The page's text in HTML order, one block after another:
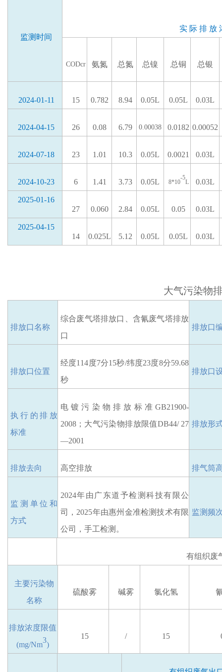
监测时间
实 际 排 放
CODcr 氨氮 总氮 总镍 总铜 总银
2024-01-11 15 0.782 8.94 0.05L 0.05L 0.03L
2024-04-15 26 0.08 6.79 0.00038 0.0182 0.00052
2024-07-18 23 1.01 10.3 0.05L 0.0021 0.03L
2024-10-23 6 1.41 3.73 0.05L 8*10
-5
L 0.03L
2025-01-16
27
0.060 2.84 0.05L 0.05 0.03L
2025-04-15
14
0.025L 5.12 0.05L 0.05L 0.03L
大气污染物
排放口名称
综合废气塔排放口、含氰废气塔排放
口
排放口
排放口位置
经度114度7分15秒/纬度23度8分59.68
秒
排放口
执行的排放
标准
电镀污染物排放标准 GB21900-
2008 ； 大气污染物排放限值DB44/ 27
—2001
排放形
排放去向 高空排放 排气筒
监测单位和
方式
2024年由广东道予检测科技有限公
司，2025年由惠州金准检测技术有限
公司，手工检测。
监测频
有组织废
主要污染物
名称
硫酸雾 碱雾 氯化氢
排放浓度限值
(mg/Nm
3
)
15 / 15